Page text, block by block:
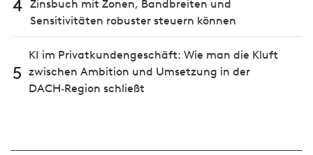
4 Zinsbuch mit Zonen, Bandbreiten und
Sensitivitäten robuster steuern können
5
KI im Privatkundengeschäft: Wie man die Kluft
zwischen Ambition und Umsetzung in der
DACH‑Region schließt